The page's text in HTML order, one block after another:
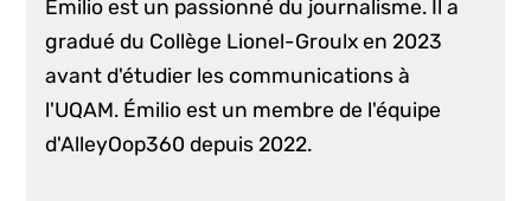
Émilio est un passionné du journalisme. Il a
gradué du Collège Lionel-Groulx en 2023
avant d'étudier les communications à
l'UQAM. Émilio est un membre de l'équipe
d'AlleyOop360 depuis 2022.